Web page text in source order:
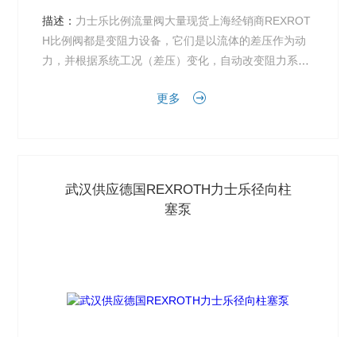
描述： 力士乐比例流量阀大量现货上海经销商REXROT
H比例阀都是变阻力设备，它们是以流体的差压作为动
力，并根据系统工况（差压）变化，自动改变阻力系
更多
武汉供应德国REXROTH力士乐径向柱
塞泵